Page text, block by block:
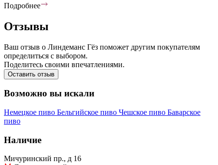
Подробнее
Отзывы
Ваш отзыв о Линдеманс Гёз поможет другим покупателям
определиться с выбором.
Поделитесь своими впечатлениями.
Оставить отзыв
Возможно вы искали
Немецкое пиво Бельгийское пиво Чешское пиво Баварское
пиво
Наличие
Мичуринский пр., д 16